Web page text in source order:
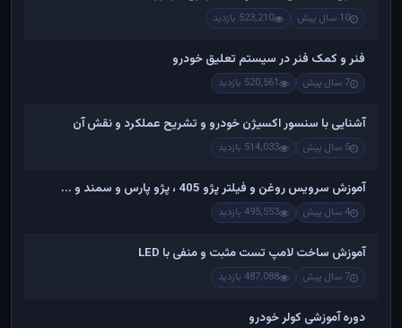
10 سال پیش 523,210 بازدید
فنر و کمک فنر در سیستم تعلیق خودرو
7 سال پیش 520,561 بازدید
آشنایی با سنسور اکسیژن خودرو و تشریح عملکرد و نقش آن
5 سال پیش 514,033 بازدید
آموزش سرویس روغن و فیلتر پژو 405 ، پژو پارس و سمند و ...
4 سال پیش 495,553 بازدید
آموزش ساخت لامپ تست مثبت و منفی با LED
7 سال پیش 487,088 بازدید
دوره آموزشی کولر خودرو